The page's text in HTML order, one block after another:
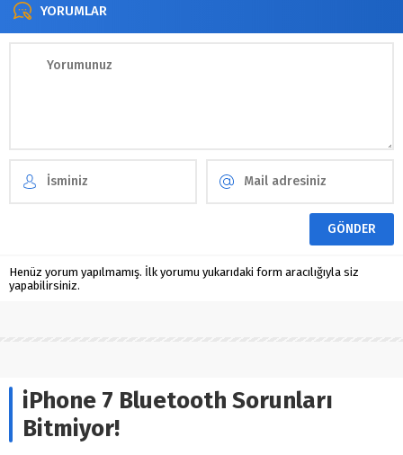
YORUMLAR
Henüz yorum yapılmamış. İlk yorumu yukarıdaki form aracılığıyla siz
yapabilirsiniz.
iPhone 7 Bluetooth Sorunları
Bitmiyor!